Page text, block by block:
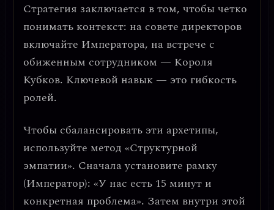
Стратегия заключается в том, чтобы четко
понимать контекст: на совете директоров
включайте Императора, на встрече с
обиженным сотрудником — Короля
Кубков. Ключевой навык — это гибкость
ролей.
Чтобы сбалансировать эти архетипы,
используйте метод «Структурной
эмпатии». Сначала установите рамку
(Император): «У нас есть 15 минут и
конкретная проблема». Затем внутри этой